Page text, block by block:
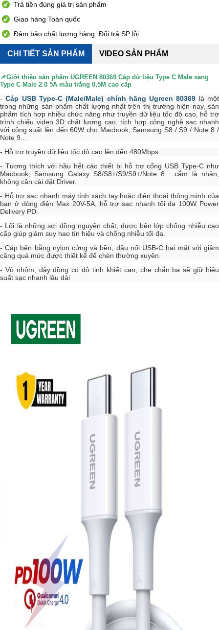
Trả tiền đúng giá trị sản phẩm
Giao hàng Toàn quốc
Đảm bảo chất lượng hàng. Đổi trả SP lỗi
CHI TIẾT SẢN PHẨM VIDEO SẢN PHẨM
📌Giới thiệu sản phẩm UGREEN 80369 Cáp dữ liệu Type C Male sang
Type C Male 2.0 5A màu trắng 0,5M cao cấp
-Cáp USB Type-C (Male/Male) chính hãng Ugreen 80369 là một
trong những sản phẩm chất lượng nhất trên thị trường hiện nay, sản
phẩm tích hợp nhiều chức năng như truyền dữ liệu tốc độ cao, hỗ trợ
trình chiếu video 3D chất lượng cao, tích hợp công nghệ sạc nhanh
với công suất lên đến 60W cho Macbook, Samsung S8 / S9 / Note 8 /
Note 9...
- Hỗ trợ truyền dữ liệu tốc độ cao lên đến 480Mbps
- Tương thích với hầu hết các thiết bị hỗ trợ cổng USB Type-C như
Macbook, Samsung Galaxy S8/S8+/S9/S9+/Note 8... cắm là nhận,
không cần cài đặt Driver.
- Hỗ trợ sạc nhanh máy tính xách tay hoặc điện thoại thông minh của
bạn ở dòng điện Max 20V-5A, hỗ trợ sạc nhanh tối đa 100W Power
Delivery PD.
- Lõi là những sợi đồng nguyên chất, được bện lớp chống nhiễu cao
cấp giúp giảm suy hao tín hiệu và chống nhiễu tối đa.
- Cáp bện bằng nylon cứng và bền, đầu nối USB-C hai mặt với giảm
căng quá mức được thiết kế để chèn thường xuyên.
- Vỏ nhôm, dây đồng có độ tinh khiết cao, che chắn ba sẽ giữ hiệu
suất sạc nhanh lâu dài